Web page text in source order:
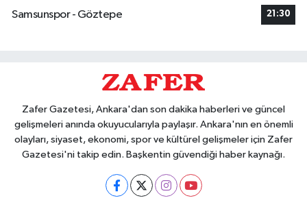
Samsunspor - Göztepe
21:30
Zafer Gazetesi, Ankara'dan son dakika haberleri ve güncel
gelişmeleri anında okuyucularıyla paylaşır. Ankara'nın en önemli
olayları, siyaset, ekonomi, spor ve kültürel gelişmeler için Zafer
Gazetesi'ni takip edin. Başkentin güvendiği haber kaynağı.